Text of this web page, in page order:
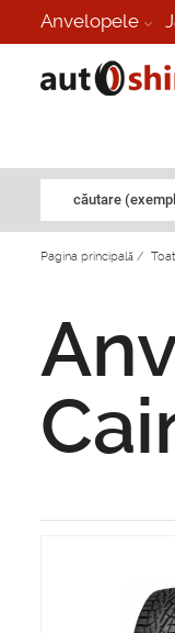
Anvelopele
căutare
Pagina principală /